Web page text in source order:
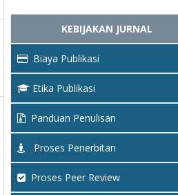
KEBIJAKAN JURNAL
Biaya Publikasi
Etika Publikasi
Panduan Penulisan
Proses Penerbitan
Proses Peer Review